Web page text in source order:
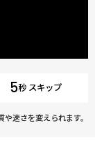
5秒 スキップ
や速さを変えられます。